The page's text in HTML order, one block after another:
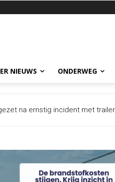
NIEUWS ONDERWEG
voor afsluitingen bij knooppunt